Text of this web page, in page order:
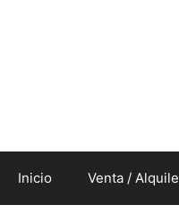
Inicio Venta /